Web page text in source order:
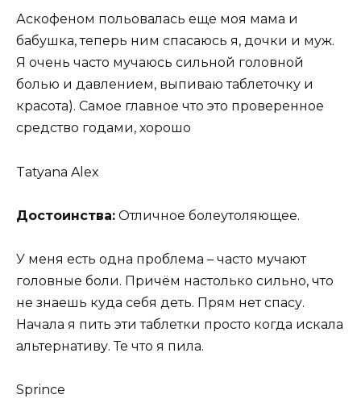
Аскофеном польовалась еще моя мама и
бабушка, теперь ним спасаюсь я, дочки и муж.
Я очень часто мучаюсь сильной головной
болью и давлением, выпиваю таблеточку и
красота). Самое главное что это проверенное
средство годами, хорошо
Tatyana Alex
Достоинства: Отличное болеутоляющее.
У меня есть одна проблема – часто мучают
головные боли. Причём настолько сильно, что
не знаешь куда себя деть. Прям нет спасу.
Начала я пить эти таблетки просто когда искала
альтернативу. Те что я пила.
Sprince